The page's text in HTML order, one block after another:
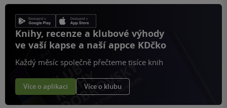
Knihy, recenze a klubové výhody
ve vaší kapse a naší appce KDčko
Každý měsíc společně přečteme tisíce knih
Více o aplikaci Více o klubu